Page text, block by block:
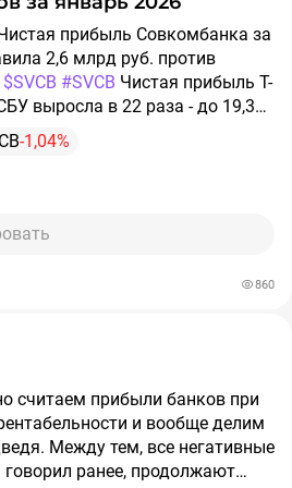
однако компания должна
к изменениям рынка.
2,6 млрд руб. против
$SVCB #SVCB
выросла в 22 раза - до 19,35
- до 27,41 млрд руб $VTBR
802,55 млн руб
январь по РСБУ снизилась в
руб
-1,04%
860
считаем прибыли банков при
и вообще делим
Между тем, все негативные
ранее, продолжают